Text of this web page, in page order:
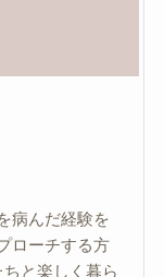
病んだ経験を
ローチする方
と楽しく暮ら